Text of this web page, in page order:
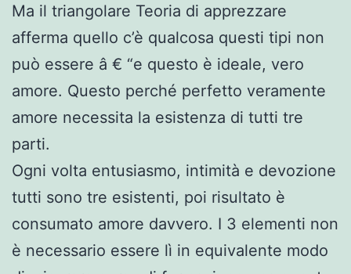
Ma il triangolare Teoria di apprezzare
afferma quello c’è qualcosa questi tipi non
può essere â € “e questo è ideale, vero
amore. Questo perché perfetto veramente
amore necessita la esistenza di tutti tre
parti.
Ogni volta entusiasmo, intimità e devozione
tutti sono tre esistenti, poi risultato è
consumato amore davvero. I 3 elementi non
è necessario essere lì in equivalente modo